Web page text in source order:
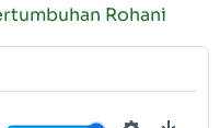
Rohani